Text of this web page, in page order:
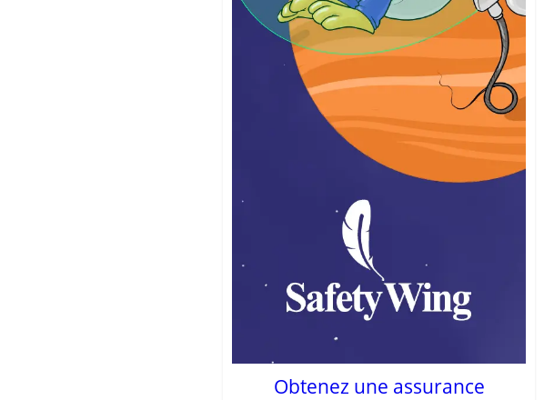
Obtenez une assurance